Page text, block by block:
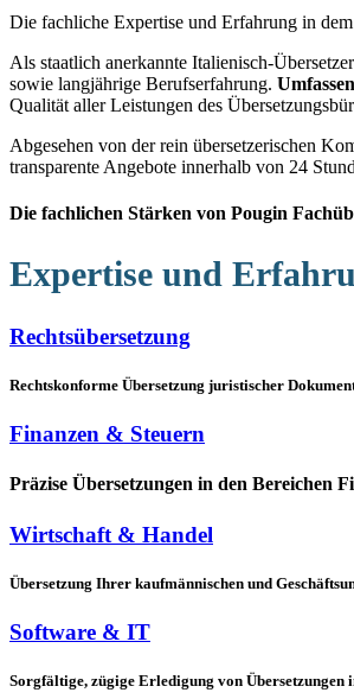
Die fachliche Expertise und Erfahrung in
Als staatlich anerkannte Italienisch-
sowie langjährige Berufserfahrung.
Qualität aller Leistungen des
Abgesehen von der rein übersetzerischen
transparente Angebote innerhalb von 24
Die fachlichen Stärken von Pougin
Expertise und
Rechtsübersetzung
Rechtskonforme Übersetzung juristischer
Finanzen & Steuern
Präzise Übersetzungen in den Bereichen
Wirtschaft & Handel
Übersetzung Ihrer kaufmännischen und
Software & IT
Sorgfältige, zügige Erledigung von